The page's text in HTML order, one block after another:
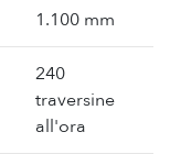
1.100 mm
240
traversine
all'ora